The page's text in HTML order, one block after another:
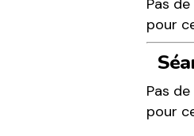
Pas
pour
Pas
pour